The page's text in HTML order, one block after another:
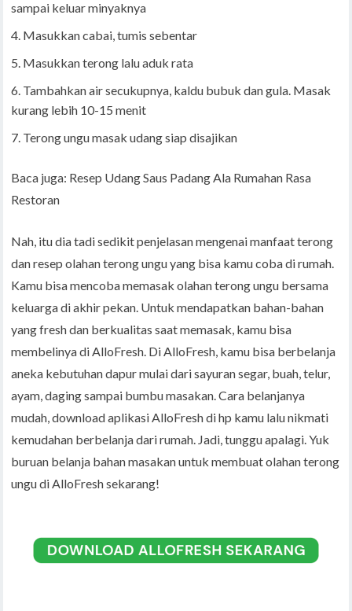
sampai keluar minyaknya
Masukkan cabai, tumis sebentar
Masukkan terong lalu aduk rata
Tambahkan air secukupnya, kaldu bubuk dan gula. Masak
kurang lebih 10-15 menit
Terong ungu masak udang siap disajikan
Baca juga: Resep Udang Saus Padang Ala Rumahan Rasa
Restoran
Nah, itu dia tadi sedikit penjelasan mengenai manfaat terong
dan resep olahan terong ungu yang bisa kamu coba di rumah.
Kamu bisa mencoba memasak olahan terong ungu bersama
keluarga di akhir pekan. Untuk mendapatkan bahan-bahan
yang fresh dan berkualitas saat memasak, kamu bisa
membelinya di AlloFresh. Di AlloFresh, kamu bisa berbelanja
aneka kebutuhan dapur mulai dari sayuran segar, buah, telur,
ayam, daging sampai bumbu masakan. Cara belanjanya
mudah, download aplikasi AlloFresh di hp kamu lalu nikmati
kemudahan berbelanja dari rumah. Jadi, tunggu apalagi. Yuk
buruan belanja bahan masakan untuk membuat olahan terong
ungu di AlloFresh sekarang!